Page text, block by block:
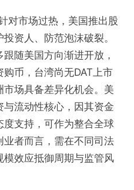
对市场过热，美国推出股
资人、防范泡沫破裂。
随美国方向渐进开放，
币，台湾尚无DAT上市
场具备差异化机会。美
流动性核心，因其资金
支持，可作为整合全球
业者而言，需在不同司法
效应抵御周期与监管风